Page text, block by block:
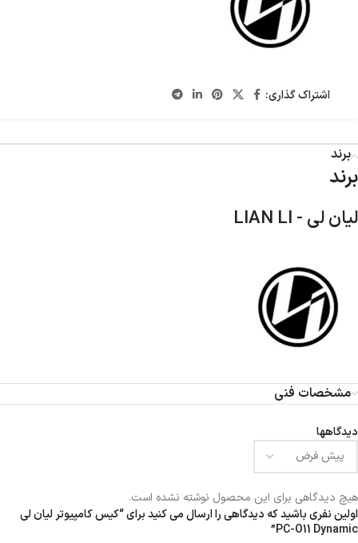
اشتراک گذاری:
برند
برند
لیان لی - LIAN LI
مشخصات فنی
دیدگاهها
هیچ دیدگاهی برای این محصول نوشته نشده است.
اولین نفری باشید که دیدگاهی را ارسال می کنید برای “کیس کامپیوتر لیان لی
PC-O11 Dynamic”